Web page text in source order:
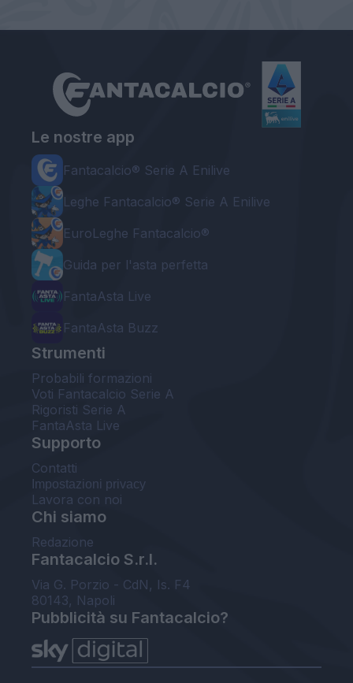
Le nostre app
Fantacalcio® Serie A Enilive
Leghe Fantacalcio® Serie A Enilive
EuroLeghe Fantacalcio®
Guida per l'asta perfetta
FantaAsta Live
FantaAsta Buzz
Strumenti
Probabili formazioni
Voti Fantacalcio Serie A
Rigoristi Serie A
FantaAsta Live
Supporto
Contatti
Impostazioni privacy
Lavora con noi
Chi siamo
Redazione
Fantacalcio S.r.l.
Via G. Porzio - CdN, Is. F4
80143, Napoli
Pubblicità su Fantacalcio?